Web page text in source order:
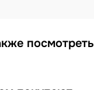
посмотреть